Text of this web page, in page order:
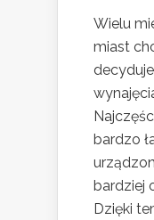
Wielu
miast
bardzo
bardziej
Dzięki